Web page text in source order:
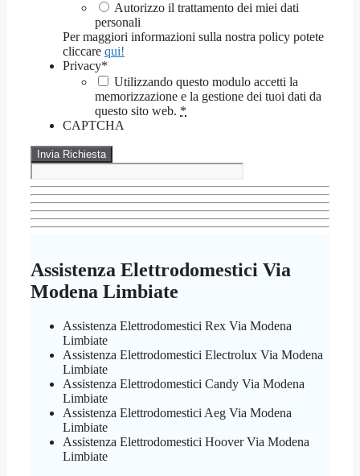
Autorizzo il trattamento dei miei dati
personali
Per maggiori informazioni sulla nostra policy potete
cliccare qui!
Privacy*
Utilizzando questo modulo accetti la
memorizzazione e la gestione dei tuoi dati da
questo sito web. *
CAPTCHA
Assistenza Elettrodomestici Via
Modena Limbiate
Assistenza Elettrodomestici Rex Via Modena
Limbiate
Assistenza Elettrodomestici Electrolux Via Modena
Limbiate
Assistenza Elettrodomestici Candy Via Modena
Limbiate
Assistenza Elettrodomestici Aeg Via Modena
Limbiate
Assistenza Elettrodomestici Hoover Via Modena
Limbiate